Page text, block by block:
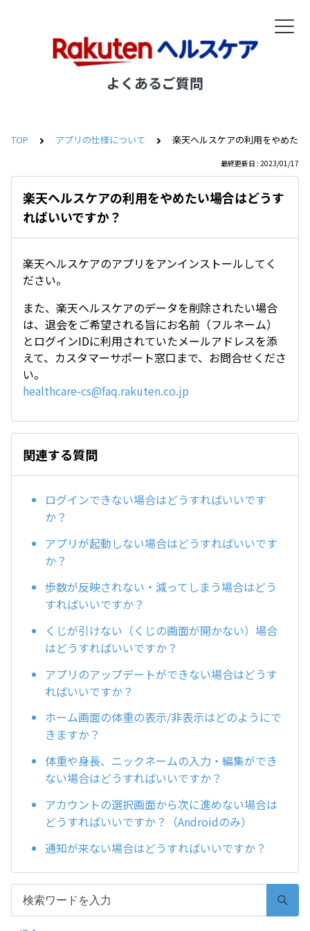
よくあるご質問
TOP アプリの仕様について 楽天ヘルスケアの利用をやめた
最終更新日 : 2023/01/17
楽天ヘルスケアの利用をやめたい場合はどうす
ればいいですか？
楽天ヘルスケアのアプリをアンインストールしてく
ださい。
また、楽天ヘルスケアのデータを削除されたい場合
は、退会をご希望される旨にお名前（フルネーム）
とログインIDに利用されていたメールアドレスを添
えて、カスタマーサポート窓口まで、お問合せくださ
い。
healthcare-cs@faq.rakuten.co.jp
関連する質問
ログインできない場合はどうすればいいです
か？
アプリが起動しない場合はどうすればいいです
か？
歩数が反映されない・減ってしまう場合はどう
すればいいですか？
くじが引けない（くじの画面が開かない）場合
はどうすればいいですか？
アプリのアップデートができない場合はどうす
ればいいですか？
ホーム画面の体重の表示/非表示はどのようにで
きますか？
体重や身長、ニックネームの入力・編集ができ
ない場合はどうすればいいですか？
アカウントの選択画面から次に進めない場合は
どうすればいいですか？（Androidのみ）
通知が来ない場合はどうすればいいですか？